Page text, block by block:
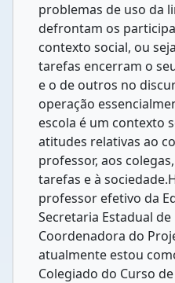
problemas de uso da
defrontam os
contexto social, ou
tarefas encerram o
e o de outros no
operação
escola é um contexto
atitudes relativas ao
professor, aos
tarefas e à
professor efetivo da
Secretaria Estadual de
Coordenadora do
atualmente estou
Colegiado do Curso